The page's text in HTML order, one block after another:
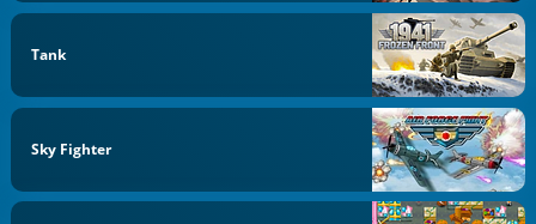
Tank
Sky Fighter